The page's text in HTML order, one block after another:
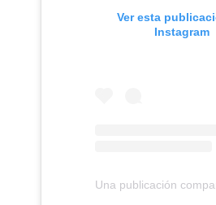
Ver esta
Instagram
Una publicación